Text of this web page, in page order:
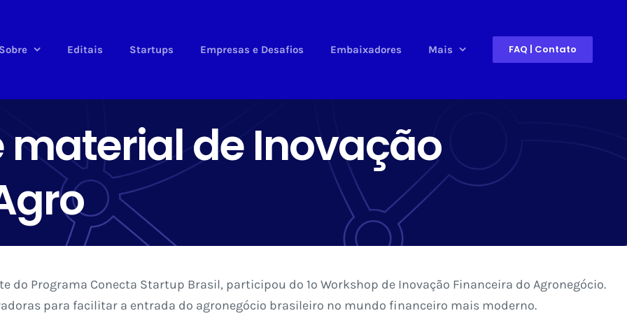
Sobre Editais Startups Empresas e Desafios Embaixadores Mais FAQ | Contato
de Inovação
do Programa Conecta Startup Brasil, participou do 1º Workshop de Inovação Financeira do Agronegócio.
para facilitar a entrada do agronegócio brasileiro no mundo financeiro mais moderno.